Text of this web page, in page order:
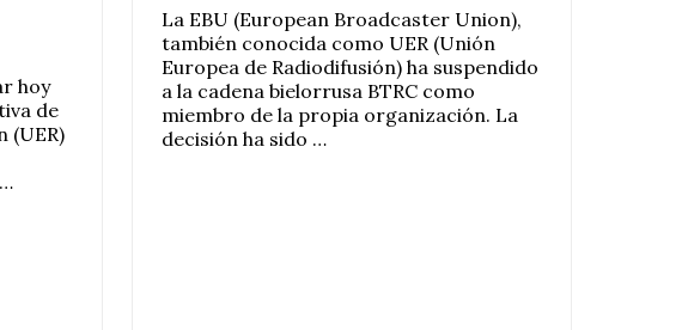
hoy
de
(UER)
La EBU (European Broadcaster Union),
también conocida como UER (Unión
Europea de Radiodifusión) ha suspendido
a la cadena bielorrusa BTRC como
miembro de la propia organización. La
decisión ha sido …